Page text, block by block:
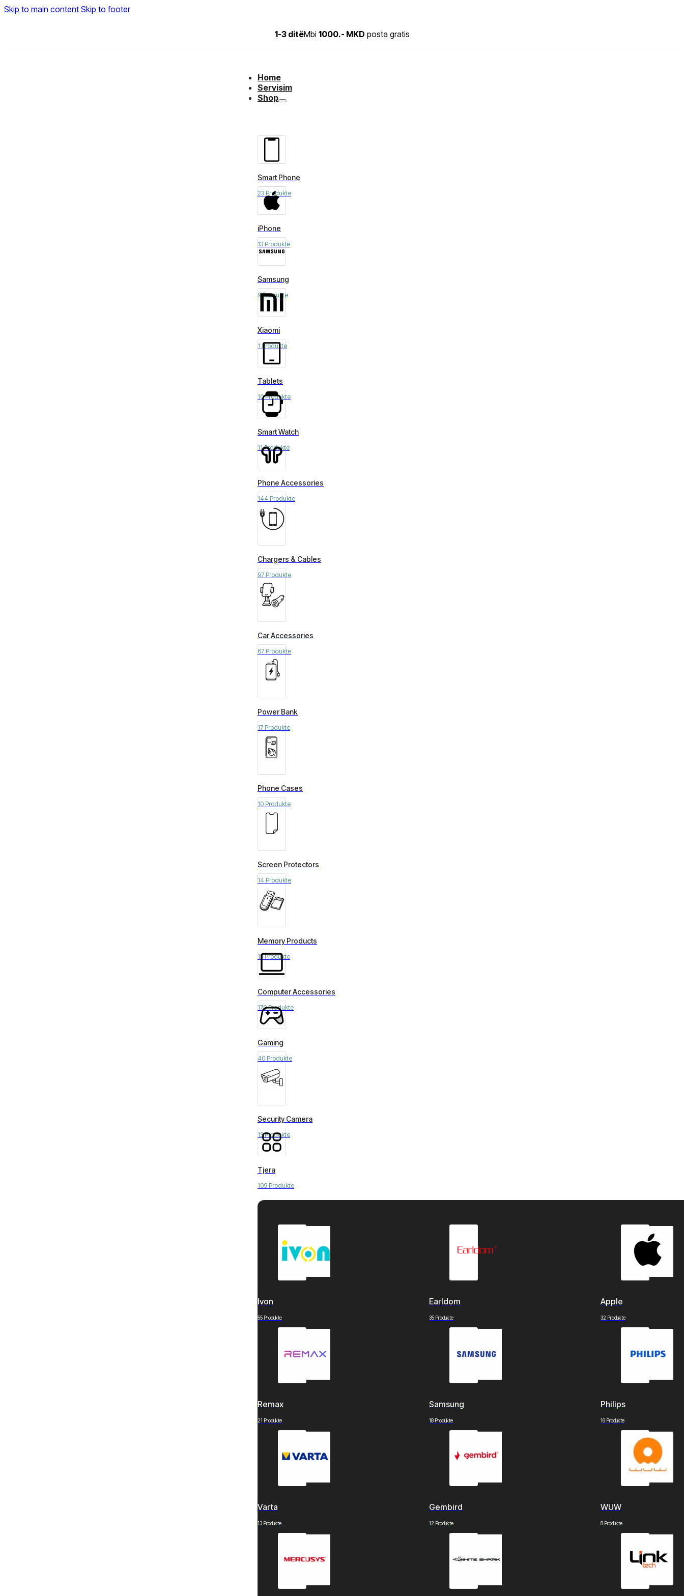
Skip to main content Skip to footer
1-3 ditëMbi 1000.- MKD posta gratis
Home
Servisim
Shop
Smart Phone
23 Produkte
iPhone
13 Produkte
Samsung
9 Produkte
Xiaomi
1 Produkte
Tablets
10 Produkte
Smart Watch
11 Produkte
Phone Accessories
144 Produkte
Chargers & Cables
97 Produkte
Car Accessories
67 Produkte
Power Bank
17 Produkte
Phone Cases
10 Produkte
Screen Protectors
14 Produkte
Memory Products
13 Produkte
Computer Accessories
170 Produkte
Gaming
40 Produkte
Security Camera
13 Produkte
Tjera
109 Produkte
Ivon
55 Produkte
Earldom
35 Produkte
Apple
32 Produkte
Remax
21 Produkte
Samsung
18 Produkte
Philips
16 Produkte
Varta
13 Produkte
Gembird
12 Produkte
WUW
8 Produkte